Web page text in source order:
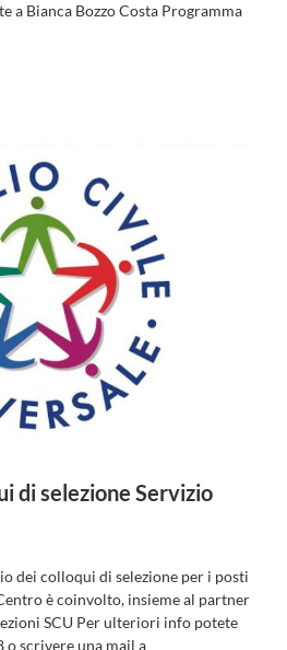
a Bianca Bozzo Costa Programma
di selezione Servizio
dei colloqui di selezione per i posti
è coinvolto, insieme al partner
SCU Per ulteriori info potete
scrivere una mail a